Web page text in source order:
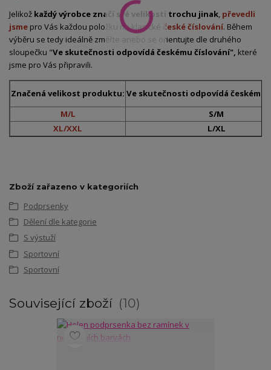
Jelikož každý výrobce značí své velikosti trochu jinak, převedli
jsme pro Vás každou položku na klasické české číslování. Během
výběru se tedy ideálně změřte anebo se orientujte dle druhého
sloupečku "Ve skutečnosti odpovídá českému číslování", které
jsme pro Vás připravili.
Značená velikost produktu: Ve skutečnosti odpovídá českému
M/L
S/M
XL/XXL
L/XL
Zboží zařazeno v kategoriích
Podprsenky
Dělení dle kategorie
S výstuží
Sportovní
Sportovní
Související zboží 10